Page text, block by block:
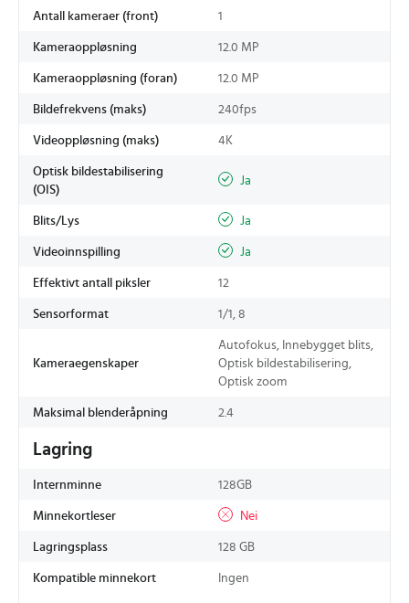
Antall kameraer (front) 1
Kameraoppløsning 12.0 MP
Kameraoppløsning (foran) 12.0 MP
Bildefrekvens (maks) 240fps
Videoppløsning (maks) 4K
Optisk bildestabilisering
(OIS)
Ja
Blits/Lys Ja
Videoinnspilling Ja
Effektivt antall piksler 12
Sensorformat 1/1, 8
Kameraegenskaper
Autofokus, Innebygget blits,
Optisk bildestabilisering,
Optisk zoom
Maksimal blenderåpning 2.4
Lagring
Internminne 128GB
Minnekortleser Nei
Lagringsplass 128 GB
Kompatible minnekort Ingen